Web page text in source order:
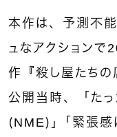
本作は、予測不能
ュなアクション
作『殺し屋たち
公開当時、「た
（NME）」｢緊張